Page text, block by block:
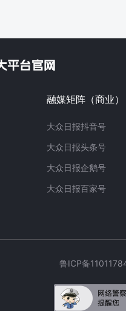
融媒矩阵（商业）
大众日报抖音号
大众日报头条号
大众日报企鹅号
大众日报百家号
鲁ICP备